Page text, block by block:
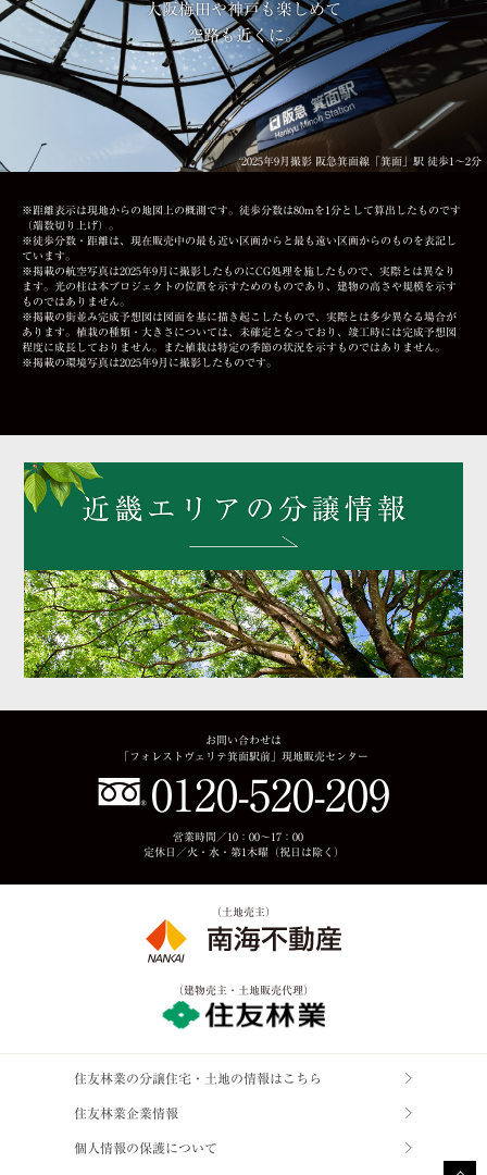
大阪梅田や神戸も楽しめて
空路も近くに。
2025年9月撮影 阪急箕面線「箕面」駅 徒歩1〜2分
※距離表示は現地からの地図上の概測です。徒歩分数は80mを1分として算出したものです
（端数切り上げ）。
※徒歩分数・距離は、現在販売中の最も近い区画からと最も遠い区画からのものを表記し
ています。
※掲載の航空写真は2025年9月に撮影したものにCG処理を施したもので、実際とは異なり
ます。光の柱は本プロジェクトの位置を示すためのものであり、建物の高さや規模を示す
ものではありません。
※掲載の街並み完成予想図は図面を基に描き起こしたもので、実際とは多少異なる場合が
あります。植栽の種類・大きさについては、未確定となっており、竣工時には完成予想図
程度に成長しておりません。また植栽は特定の季節の状況を示すものではありません。
※掲載の環境写真は2025年9月に撮影したものです。
お問い合わせは
「フォレストヴェリテ箕面駅前」現地販売センター
0120-520-209
営業時間／10：00〜17：00
定休日／火・水・第1木曜（祝日は除く）
（土地売主）
（建物売主・土地販売代理）
住友林業の分譲住宅・土地の情報はこちら
住友林業企業情報
個人情報の保護について